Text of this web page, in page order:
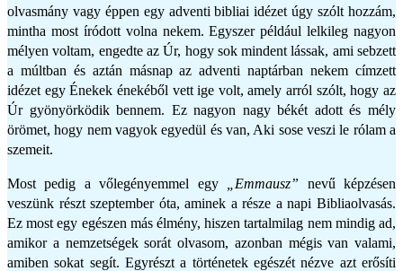
olvasmány vagy éppen egy adventi bibliai idézet úgy szólt hozzám,
mintha most íródott volna nekem. Egyszer például lelkileg nagyon
mélyen voltam, engedte az Úr, hogy sok mindent lássak, ami sebzett
a múltban és aztán másnap az adventi naptárban nekem címzett
idézet egy Énekek énekéből vett ige volt, amely arról szólt, hogy az
Úr gyönyörködik bennem. Ez nagyon nagy békét adott és mély
örömet, hogy nem vagyok egyedül és van, Aki sose veszi le rólam a
szemeit.
Most pedig a vőlegényemmel egy „Emmausz” nevű képzésen
veszünk részt szeptember óta, aminek a része a napi Bibliaolvasás.
Ez most egy egészen más élmény, hiszen tartalmilag nem mindig ad,
amikor a nemzetségek sorát olvasom, azonban mégis van valami,
amiben sokat segít. Egyrészt a történetek egészét nézve azt erősíti